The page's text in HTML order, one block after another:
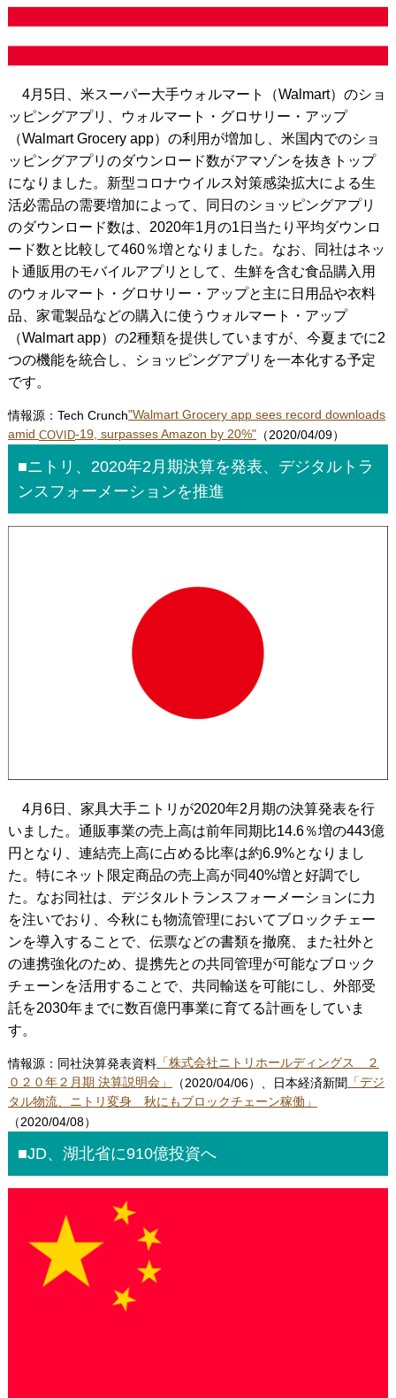
4月5日、米スーパー大手ウォルマート（Walmart）のショ
ッピングアプリ、ウォルマート・グロサリー・アップ
（Walmart Grocery app）の利用が増加し、米国内でのショ
ッピングアプリのダウンロード数がアマゾンを抜きトップ
になりました。新型コロナウイルス対策感染拡大による生
活必需品の需要増加によって、同日のショッピングアプリ
のダウンロード数は、2020年1月の1日当たり平均ダウンロ
ード数と比較して460％増となりました。なお、同社はネッ
ト通販用のモバイルアプリとして、生鮮を含む食品購入用
のウォルマート・グロサリー・アップと主に日用品や衣料
品、家電製品などの購入に使うウォルマート・アップ
（Walmart app）の2種類を提供していますが、今夏までに2
つの機能を統合し、ショッピングアプリを一本化する予定
です。
情報源：Tech Crunch"Walmart Grocery app sees record downloads
amid COVID-19, surpasses Amazon by 20%"（2020/04/09）
■ニトリ、2020年2月期決算を発表、デジタルトラ
ンスフォーメーションを推進
4月6日、家具大手ニトリが2020年2月期の決算発表を行
いました。通販事業の売上高は前年同期比14.6％増の443億
円となり、連結売上高に占める比率は約6.9%となりまし
た。特にネット限定商品の売上高が同40%増と好調でし
た。なお同社は、デジタルトランスフォーメーションに力
を注いでおり、今秋にも物流管理においてブロックチェー
ンを導入することで、伝票などの書類を撤廃、また社外と
の連携強化のため、提携先との共同管理が可能なブロック
チェーンを活用することで、共同輸送を可能にし、外部受
託を2030年までに数百億円事業に育てる計画をしていま
す。
情報源：同社決算発表資料「株式会社ニトリホールディングス ２
０２０年２⽉期 決算説明会」
（2020/04/06）、日本経済新聞「デジ
タル物流、ニトリ変身 秋にもブロックチェーン稼働」
（2020/04/08）
■JD、湖北省に910億投資へ